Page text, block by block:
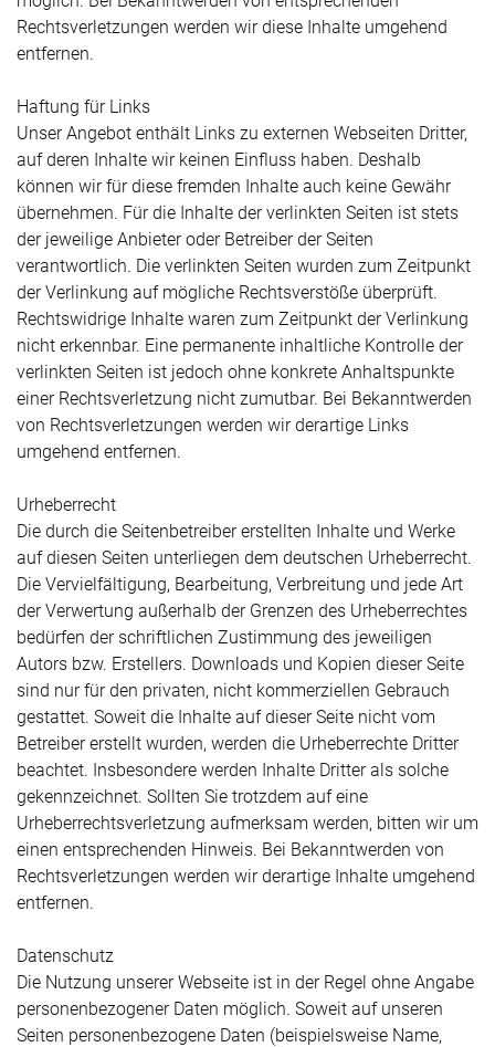
Rechtsverletzungen werden wir diese Inhalte umgehend
entfernen.
Haftung für Links
Unser Angebot enthält Links zu externen Webseiten Dritter,
auf deren Inhalte wir keinen Einfluss haben. Deshalb
können wir für diese fremden Inhalte auch keine Gewähr
übernehmen. Für die Inhalte der verlinkten Seiten ist stets
der jeweilige Anbieter oder Betreiber der Seiten
verantwortlich. Die verlinkten Seiten wurden zum Zeitpunkt
der Verlinkung auf mögliche Rechtsverstöße überprüft.
Rechtswidrige Inhalte waren zum Zeitpunkt der Verlinkung
nicht erkennbar. Eine permanente inhaltliche Kontrolle der
verlinkten Seiten ist jedoch ohne konkrete Anhaltspunkte
einer Rechtsverletzung nicht zumutbar. Bei Bekanntwerden
von Rechtsverletzungen werden wir derartige Links
umgehend entfernen.
Urheberrecht
Die durch die Seitenbetreiber erstellten Inhalte und Werke
auf diesen Seiten unterliegen dem deutschen Urheberrecht.
Die Vervielfältigung, Bearbeitung, Verbreitung und jede Art
der Verwertung außerhalb der Grenzen des Urheberrechtes
bedürfen der schriftlichen Zustimmung des jeweiligen
Autors bzw. Erstellers. Downloads und Kopien dieser Seite
sind nur für den privaten, nicht kommerziellen Gebrauch
gestattet. Soweit die Inhalte auf dieser Seite nicht vom
Betreiber erstellt wurden, werden die Urheberrechte Dritter
beachtet. Insbesondere werden Inhalte Dritter als solche
gekennzeichnet. Sollten Sie trotzdem auf eine
Urheberrechtsverletzung aufmerksam werden, bitten wir um
einen entsprechenden Hinweis. Bei Bekanntwerden von
Rechtsverletzungen werden wir derartige Inhalte umgehend
entfernen.
Datenschutz
Die Nutzung unserer Webseite ist in der Regel ohne Angabe
personenbezogener Daten möglich. Soweit auf unseren
Seiten personenbezogene Daten (beispielsweise Name,